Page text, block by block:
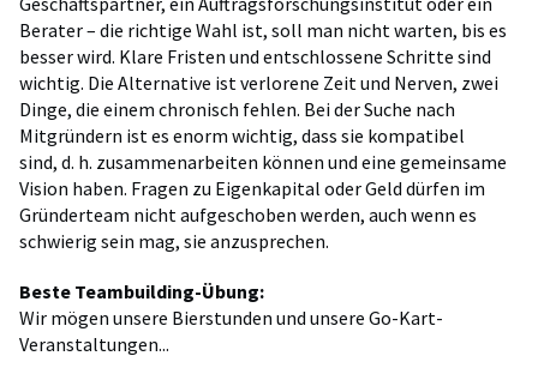
Berater – die richtige Wahl ist, soll man nicht warten, bis es
besser wird. Klare Fristen und entschlossene Schritte sind
wichtig. Die Alternative ist verlorene Zeit und Nerven, zwei
Dinge, die einem chronisch fehlen. Bei der Suche nach
Mitgründern ist es enorm wichtig, dass sie kompatibel
sind, d. h. zusammenarbeiten können und eine gemeinsame
Vision haben. Fragen zu Eigenkapital oder Geld dürfen im
Gründerteam nicht aufgeschoben werden, auch wenn es
schwierig sein mag, sie anzusprechen.
Beste Teambuilding-Übung:
Wir mögen unsere Bierstunden und unsere Go-Kart-
Veranstaltungen...